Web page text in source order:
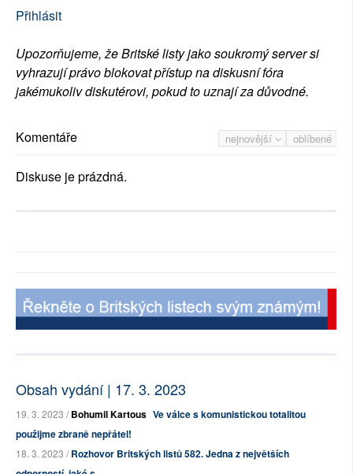
Přihlásit
Upozorňujeme, že Britské listy jako soukromý server si
vyhrazují právo blokovat přístup na diskusní fóra
jakémukoliv diskutérovi, pokud to uznají za důvodné.
nejnovější oblíbené
Komentáře
Diskuse je prázdná.
Obsah vydání | 17. 3. 2023
19. 3. 2023 /Bohumil Kartous Ve válce s komunistickou totalitou
použijme zbraně nepřátel!
18. 3. 2023 /Rozhovor Britských listů 582. Jedna z největších